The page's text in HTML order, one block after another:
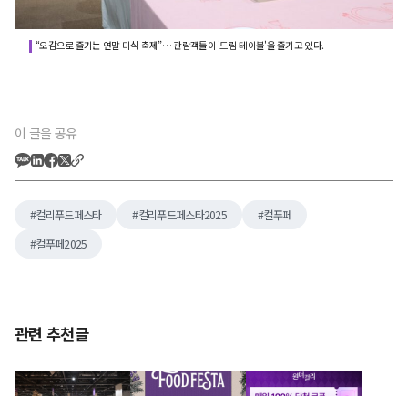
“오감으로 즐기는 연말 미식 축제”… 관람객들이 '드림 테이블'을 즐기고 있다.
이 글을 공유
컬리푸드페스타 컬리푸드페스타2025
컬푸페
컬푸페2025
관련 추천글